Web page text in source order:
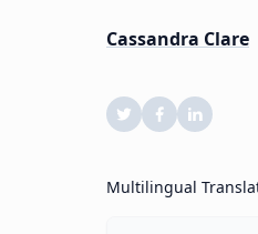
Cassandra Clare
Multilingual